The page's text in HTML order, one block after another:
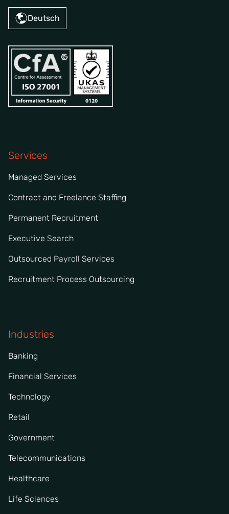
Deutsch
Services
Managed Services
Contract and Freelance Staffing
Permanent Recruitment
Executive Search
Outsourced Payroll Services
Recruitment Process Outsourcing
Industries
Banking
Financial Services
Technology
Retail
Government
Telecommunications
Healthcare
Life Sciences